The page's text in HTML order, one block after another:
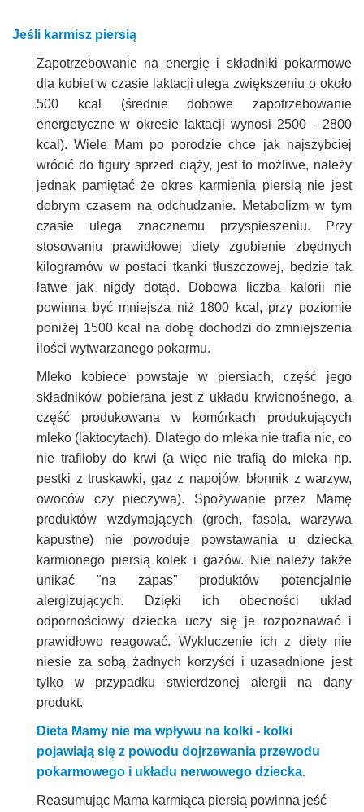
Jeśli karmisz piersią
Zapotrzebowanie na energię i składniki pokarmowe
dla kobiet w czasie laktacji ulega zwiększeniu o około
500 kcal (średnie dobowe zapotrzebowanie
energetyczne w okresie laktacji wynosi 2500 - 2800
kcal). Wiele Mam po porodzie chce jak najszybciej
wrócić do figury sprzed ciąży, jest to możliwe, należy
jednak pamiętać że okres karmienia piersią nie jest
dobrym czasem na odchudzanie. Metabolizm w tym
czasie ulega znacznemu przyspieszeniu. Przy
stosowaniu prawidłowej diety zgubienie zbędnych
kilogramów w postaci tkanki tłuszczowej, będzie tak
łatwe jak nigdy dotąd. Dobowa liczba kalorii nie
powinna być mniejsza niż 1800 kcal, przy poziomie
poniżej 1500 kcal na dobę dochodzi do zmniejszenia
ilości wytwarzanego pokarmu.
Mleko kobiece powstaje w piersiach, część jego
składników pobierana jest z układu krwionośnego, a
część produkowana w komórkach produkujących
mleko (laktocytach). Dlatego do mleka nie trafia nic, co
nie trafiłoby do krwi (a więc nie trafią do mleka np.
pestki z truskawki, gaz z napojów, błonnik z warzyw,
owoców czy pieczywa). Spożywanie przez Mamę
produktów wzdymających (groch, fasola, warzywa
kapustne) nie powoduje powstawania u dziecka
karmionego piersią kolek i gazów. Nie należy także
unikać "na zapas" produktów potencjalnie
alergizujących. Dzięki ich obecności układ
odpornościowy dziecka uczy się je rozpoznawać i
prawidłowo reagować. Wykluczenie ich z diety nie
niesie za sobą żadnych korzyści i uzasadnione jest
tylko w przypadku stwierdzonej alergii na dany
produkt.
Dieta Mamy nie ma wpływu na kolki - kolki
pojawiają się z powodu dojrzewania przewodu
pokarmowego i układu nerwowego dziecka.
Reasumując Mama karmiąca piersią powinna jeść